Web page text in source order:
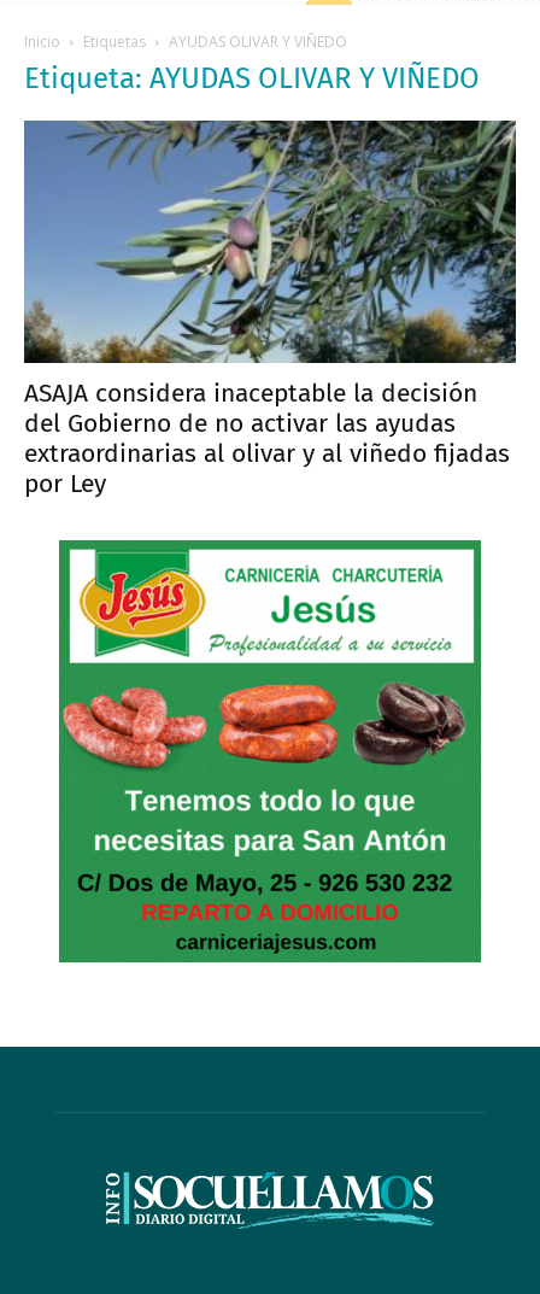
Inicio Etiquetas AYUDAS OLIVAR Y VIÑEDO
Etiqueta: AYUDAS OLIVAR Y VIÑEDO
ASAJA considera inaceptable la decisión
del Gobierno de no activar las ayudas
extraordinarias al olivar y al viñedo fijadas
por Ley